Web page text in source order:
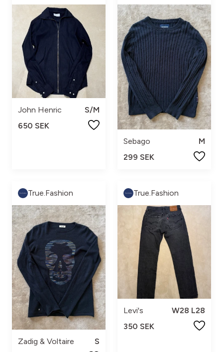
John Henric
S/M
650 SEK
Sebago
M
299 SEK
True.Fashion
Zadig & Voltaire
S
True.Fashion
Levi's
W28 L28
350 SEK